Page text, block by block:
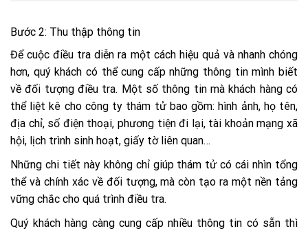
Bước 2: Thu thập thông tin
Để cuộc điều tra diễn ra một cách hiệu quả và nhanh chóng
hơn, quý khách có thể cung cấp những thông tin mình biết
về đối tượng điều tra. Một số thông tin mà khách hàng có
thể liệt kê cho công ty thám tử bao gồm: hình ảnh, họ tên,
địa chỉ, số điện thoại, phương tiện đi lại, tài khoản mạng xã
hội, lịch trình sinh hoạt, giấy tờ liên quan…
Những chi tiết này không chỉ giúp thám tử có cái nhìn tổng
thể và chính xác về đối tượng, mà còn tạo ra một nền tảng
vững chắc cho quá trình điều tra.
Quý khách hàng càng cung cấp nhiều thông tin có sẵn thì